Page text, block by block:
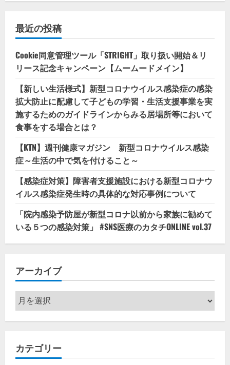
最近の投稿
Cookie同意管理ツール「STRIGHT」取り扱い開始＆リ
リース記念キャンペーン【ムームードメイン】
【新しい生活様式】新型コロナウイルス感染症の感染
拡大防止に配慮して子どもの学習・生活支援事業を実
施するためのガイドラインからみる居場所等において
食事をする場合とは？
【KTN】週刊健康マガジン 新型コロナウイルス感染
症～生活の中で気を付けること～
【感染症対策】障害者支援施設における新型コロナウ
イルス感染症発生時の具体的な対応事例について
「院内感染予防屋が新型コロナ以前から家族に勧めて
いる５つの感染対策」 #SNS医療のカタチONLINE vol.37
アーカイブ
ア
ー
カ
ブ
カテゴリー